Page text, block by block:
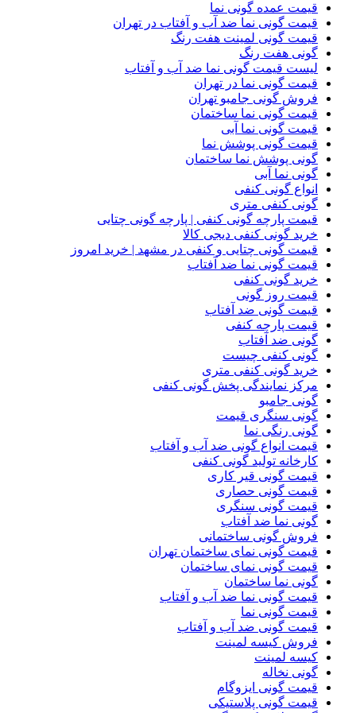
قیمت عمده گونی نما
قیمت گونی نما ضد آب و آفتاب در تهران
قیمت گونی لمینت هفت رنگ
گونی هفت رنگ
لیست قیمت گونی نما ضد آب و آفتاب
قیمت گونی نما در تهران
فروش گونی جامبو تهران
قیمت گونی نما ساختمان
قیمت گونی نما آبی
قیمت گونی پوشش نما
گونی پوشش نما ساختمان
گونی نما آبی
انواع گونی کنفی
گونی کنفی متری
قیمت پارچه گونی کنفی | پارچه گونی چتایی
خرید گونی کنفی دیجی کالا
قیمت گونی چتایی و کنفی در مشهد | خرید امروز
قیمت گونی نما ضد آفتاب
خرید گونی کنفی
قیمت روز گونی
قیمت گونی ضد آفتاب
قیمت پارچه کنفی
گونی ضد آفتاب
گونی کنفی چیست
خرید گونی کنفی متری
مرکز نمایندگی پخش گونی کنفی
گونی جامبو
گونی سنگری قیمت
گونی رنگی نما
قیمت انواع گونی ضد آب و آفتاب
کارخانه تولید گونی کنفی
قیمت گونی قیر کاری
قیمت گونی حصاری
قیمت گونی سنگری
گونی نما ضد آفتاب
فروش گونی ساختمانی
قیمت گونی نمای ساختمان تهران
قیمت گونی نمای ساختمان
گونی نما ساختمان
قیمت گونی نما ضد آب و آفتاب
قیمت گونی نما
قیمت گونی ضد آب و آفتاب
فروش کیسه لمینت
کیسه لمینت
گونی نخاله
قیمت گونی ایزوگام
قیمت گونی پلاستیکی